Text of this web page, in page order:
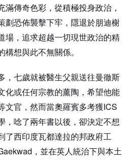
滿傳奇色彩，從積極投身政治，
劃恐佈襲擊下牢，隱退於朋迪榭
場，追求超越一切現世政治的精
構想與此不無關係。
，七歲就被醫生父親送往曼徹斯
化或任何宗教的薰陶，希望他能
文官， 然而當奧羅賓多考獲ICS
，唸了兩年書以後，卻決定不想
了西印度瓦都達拉的邦政府工
，並在英人統治下與本土